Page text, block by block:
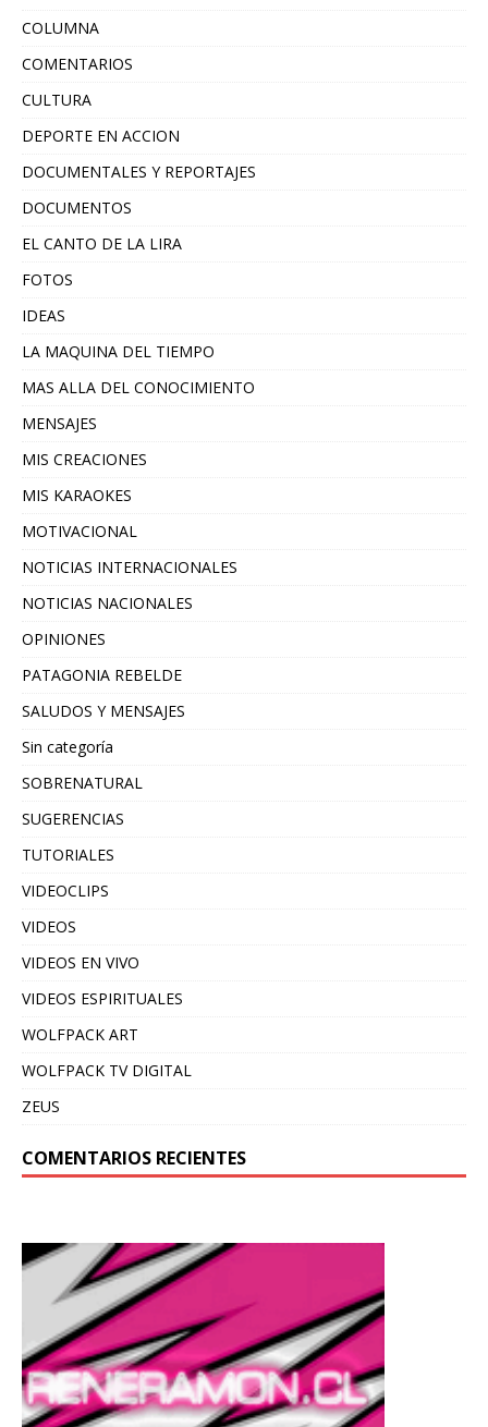
COLUMNA
COMENTARIOS
CULTURA
DEPORTE EN ACCION
DOCUMENTALES Y REPORTAJES
DOCUMENTOS
EL CANTO DE LA LIRA
FOTOS
IDEAS
LA MAQUINA DEL TIEMPO
MAS ALLA DEL CONOCIMIENTO
MENSAJES
MIS CREACIONES
MIS KARAOKES
MOTIVACIONAL
NOTICIAS INTERNACIONALES
NOTICIAS NACIONALES
OPINIONES
PATAGONIA REBELDE
SALUDOS Y MENSAJES
Sin categoría
SOBRENATURAL
SUGERENCIAS
TUTORIALES
VIDEOCLIPS
VIDEOS
VIDEOS EN VIVO
VIDEOS ESPIRITUALES
WOLFPACK ART
WOLFPACK TV DIGITAL
ZEUS
COMENTARIOS RECIENTES